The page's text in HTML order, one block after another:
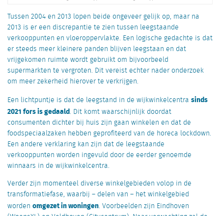
Tussen 2004 en 2013 lopen beide ongeveer gelijk op, maar na
2013 is er een discrepantie te zien tussen leegstaande
verkooppunten en vloeroppervlakte. Een logische gedachte is dat
er steeds meer kleinere panden blijven leegstaan en dat
vrijgekomen ruimte wordt gebruikt om bijvoorbeeld
supermarkten te vergroten. Dit vereist echter nader onderzoek
om meer zekerheid hierover te verkrijgen.
Een lichtpuntje is dat de leegstand in de wijkwinkelcentra sinds
2021 fors is gedaald. Dit komt waarschijnlijk doordat
consumenten dichter bij huis zijn gaan winkelen en dat de
foodspeciaalzaken hebben geprofiteerd van de horeca lockdown.
Een andere verklaring kan zijn dat de leegstaande
verkooppunten worden ingevuld door de eerder genoemde
winnaars in de wijkwinkelcentra.
Verder zijn momenteel diverse winkelgebieden volop in de
transformatiefase, waarbij – delen van – het winkelgebied
worden omgezet in woningen. Voorbeelden zijn Eindhoven